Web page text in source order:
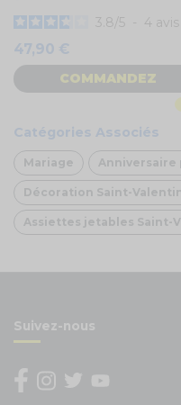
3.8 5 - 4 avis
47,90 €
COMMANDEZ
Catégories Associés
Mariage Anniversaire
Décoration Saint-
Assiettes jetables Saint-
Suivez-nous